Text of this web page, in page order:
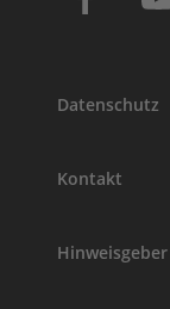
Datenschutz
Kontakt
Hinweisgeber